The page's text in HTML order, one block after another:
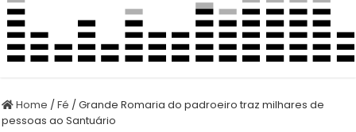
Home /Fé /Grande Romaria do padroeiro traz milhares de
pessoas ao Santuário